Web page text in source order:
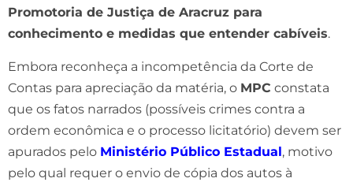
Promotoria de Justiça de Aracruz para
conhecimento e medidas que entender cabíveis.
Embora reconheça a incompetência da Corte de
Contas para apreciação da matéria, o MPC constata
que os fatos narrados (possíveis crimes contra a
ordem econômica e o processo licitatório) devem ser
apurados pelo Ministério Público Estadual, motivo
pelo qual requer o envio de cópia dos autos à